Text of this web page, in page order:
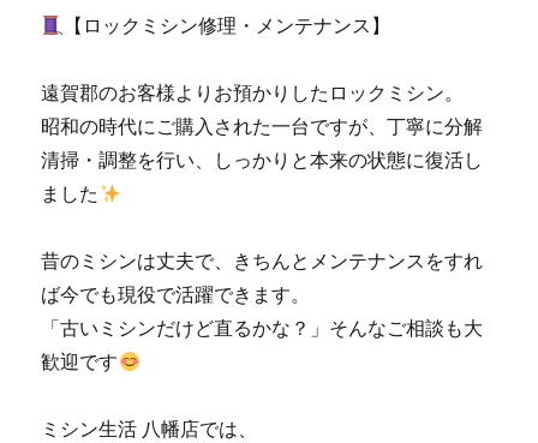
倉
の
お
客
様
ご
依
北
【ロックミシン修理・メンテナンス】
遠賀郡のお客様よりお預かりしたロックミシン。
昭和の時代にご購入された一台ですが、丁寧に分解
清掃・調整を行い、しっかりと本来の状態に復活し
ました
昔のミシンは丈夫で、きちんとメンテナンスをすれ
ば今でも現役で活躍できます。
「古いミシンだけど直るかな？」そんなご相談も大
歓迎です
ミシン生活 八幡店では、